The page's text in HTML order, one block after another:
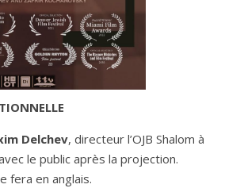
Delchev, directeur l’OJB Shalom à
le public après la projection.
fera en anglais.